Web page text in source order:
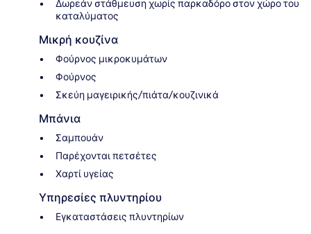
Δωρεάν στάθμευση χωρίς παρκαδόρο στον χώρο του
καταλύματος
Μικρή κουζίνα
Φούρνος μικροκυμάτων
Φούρνος
Σκεύη μαγειρικής/πιάτα/κουζινικά
Μπάνια
Σαμπουάν
Παρέχονται πετσέτες
Χαρτί υγείας
Υπηρεσίες πλυντηρίου
Εγκαταστάσεις πλυντηρίων